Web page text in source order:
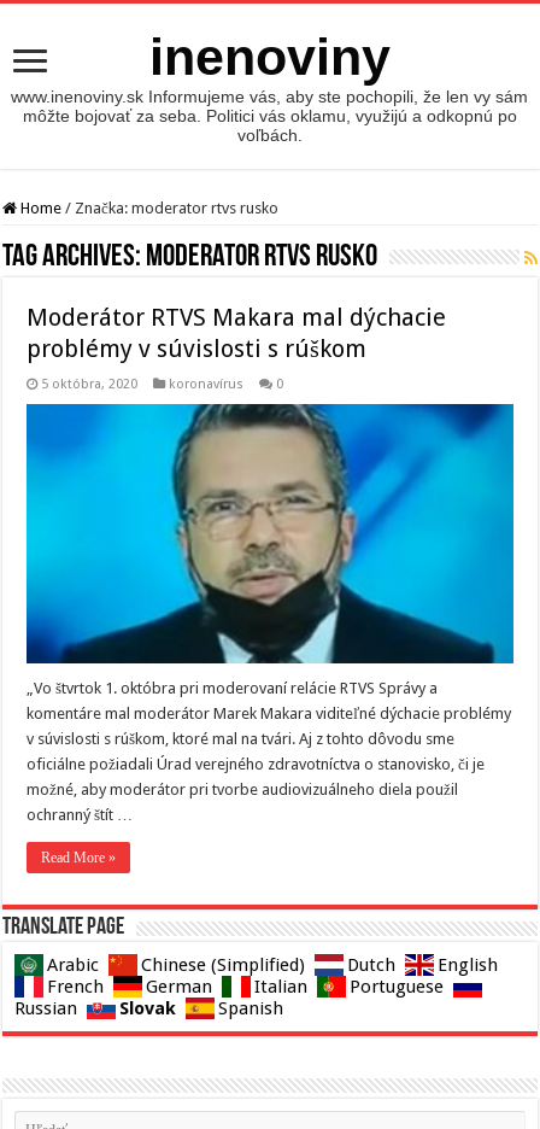
inenoviny
www.inenoviny.sk Informujeme vás, aby ste pochopili, že len vy sám
môžte bojovať za seba. Politici vás oklamu, využijú a odkopnú po
voľbách.
Home / Značka:moderator rtvs rusko
Tag Archives: moderator rtvs rusko
Moderátor RTVS Makara mal dýchacie
problémy v súvislosti s rúškom
5 októbra, 2020 koronavírus 0
„Vo štvrtok 1. októbra pri moderovaní relácie RTVS Správy a
komentáre mal moderátor Marek Makara viditeľné dýchacie problémy
v súvislosti s rúškom, ktoré mal na tvári. Aj z tohto dôvodu sme
oficiálne požiadali Úrad verejného zdravotníctva o stanovisko, či je
možné, aby moderátor pri tvorbe audiovizuálneho diela použil
ochranný štít …
Read More »
Translate page
Arabic Chinese (Simplified) Dutch
English
French
German Italian
Portuguese
Russian
Slovak Spanish